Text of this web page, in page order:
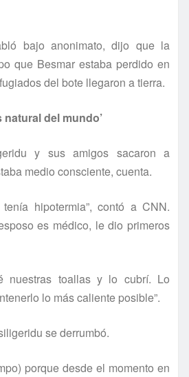
bajo anonimato, dijo que la
que Besmar estaba perdido en
del bote llegaron a tierra.
natural del mundo’
y sus amigos sacaron a
medio consciente, cuenta.
tení­a hipotermia”, contó a CNN.
es médico, le dio primeros
nuestras toallas y lo cubrí­. Lo
lo más caliente posible”.
se derrumbó.
porque desde el momento en